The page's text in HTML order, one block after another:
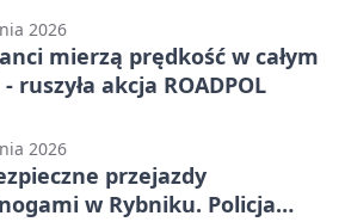
2026
mierzą prędkość w całym
ruszyła akcja ROADPOL
2026
przejazdy
w Rybniku. Policja